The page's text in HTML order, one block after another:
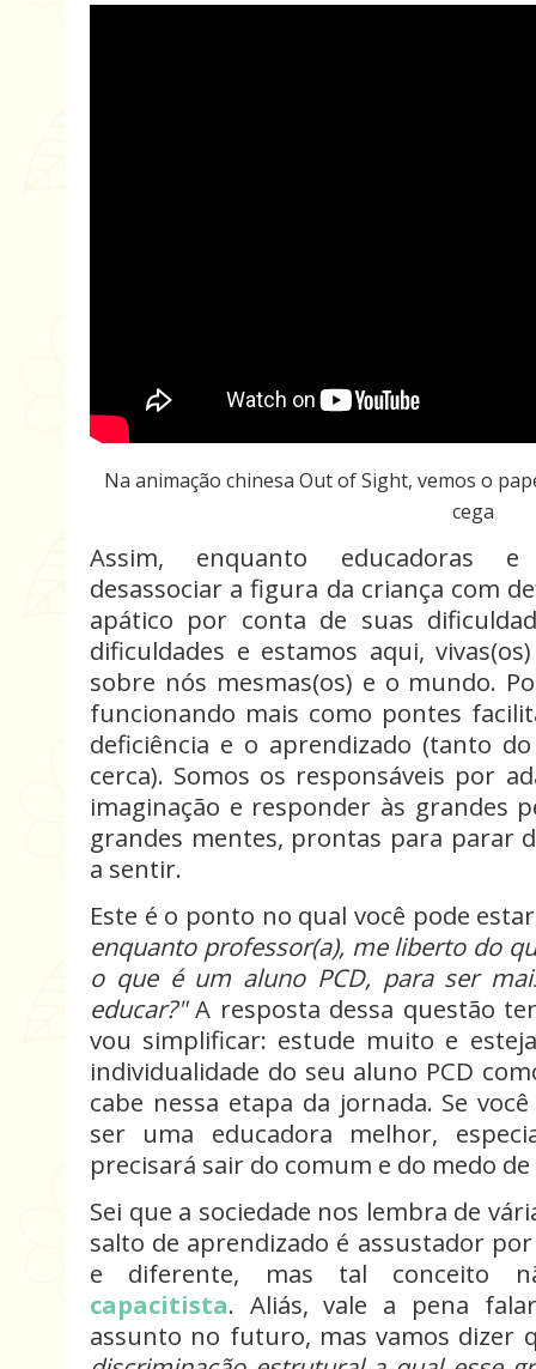
Na animação chinesa Out of Sight, vemos o
cega
Assim, enquanto educadoras e
desassociar a figura da criança com
apático por conta de suas
dificuldades e estamos aqui,
sobre nós mesmas(os) e o mundo.
funcionando mais como pontes
deficiência e o aprendizado (tanto
cerca). Somos os responsáveis por
imaginação e responder às grandes
grandes mentes, prontas para parar
a sentir.
Este é o ponto no qual você pode
enquanto professor(a), me liberto do
o que é um aluno PCD, para ser
educar?"A resposta dessa questão
vou simplificar: estude muito e
individualidade do seu aluno PCD
cabe nessa etapa da jornada. Se
ser uma educadora melhor,
precisará sair do comum e do medo
Sei que a sociedade nos lembra de
salto de aprendizado é assustador
e diferente, mas tal conceito
capacitista. Aliás, vale a pena
assunto no futuro, mas vamos dizer